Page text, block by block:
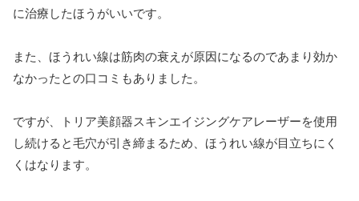
に治療したほうがいいです。
また、ほうれい線は筋肉の衰えが原因になるのであまり効か
なかったとの口コミもありました。
ですが、トリア美顔器スキンエイジングケアレーザーを使用
し続けると毛穴が引き締まるため、ほうれい線が目立ちにく
くはなります。